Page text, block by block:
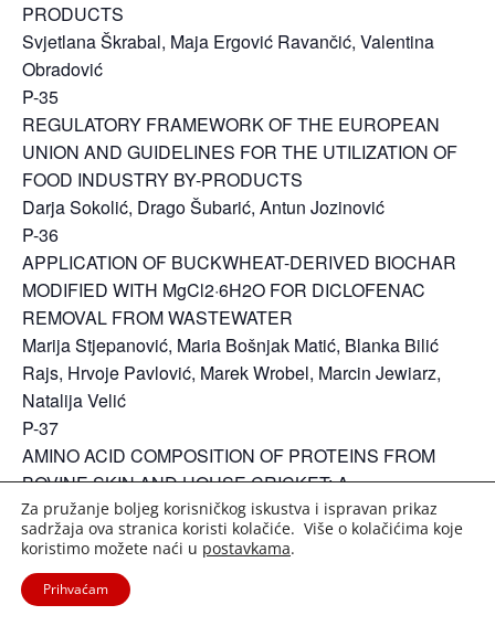
PRODUCTS
Svjetlana Škrabal, Maja Ergović Ravančić, Valentina
Obradović
P-35
REGULATORY FRAMEWORK OF THE EUROPEAN
UNION AND GUIDELINES FOR THE UTILIZATION OF
FOOD INDUSTRY BY-PRODUCTS
Darja Sokolić, Drago Šubarić, Antun Jozinović
P-36
APPLICATION OF BUCKWHEAT-DERIVED BIOCHAR
MODIFIED WITH MgCl2·6H2O FOR DICLOFENAC
REMOVAL FROM WASTEWATER
Marija Stjepanović, Maria Bošnjak Matić, Blanka Bilić
Rajs, Hrvoje Pavlović, Marek Wrobel, Marcin Jewiarz,
Natalija Velić
P-37
AMINO ACID COMPOSITION OF PROTEINS FROM
BOVINE SKIN AND HOUSE CRICKET: A
COMPARATIVE STUDY
Ivana Lončarević, Branislav Šojić, Biljana Pajin, Ivana
Flanjak, Jovana Petrović, Ivana Nikolić, Milica Stožinić
P-38
Za pružanje boljeg korisničkog iskustva i ispravan prikaz
sadržaja ova stranica koristi kolačiće. Više o kolačićima koje
koristimo možete naći u postavkama.
Prihvaćam